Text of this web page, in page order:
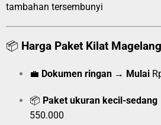
tambahan tersembunyi
📦 Harga Paket Kilat
💼 Dokumen ringan → Mulai
📦 Paket ukuran kecil-sedang
550.000